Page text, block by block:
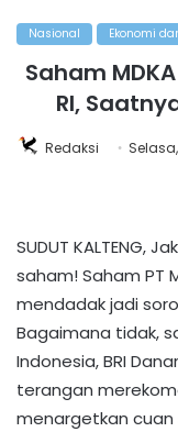
Nasional Ekonomi
Saham
RI,
Redaksi
SUDUT KALTENG,
saham! Saham PT
mendadak jadi
Bagaimana tidak,
Indonesia, BRI
terangan
menargetkan cuan